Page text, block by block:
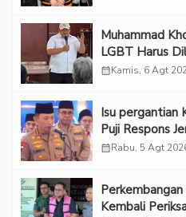
Muhammad
LGBT Harus
Melindungi
calendar_monthKamis, 6 Agt
Isu pergantian
Puji Respons
“Adem”
calendar_monthRabu, 5 Agt
Kembali